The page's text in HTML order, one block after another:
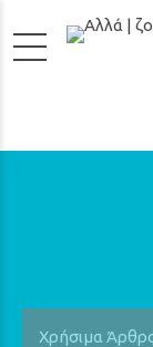
Χρήσιμα